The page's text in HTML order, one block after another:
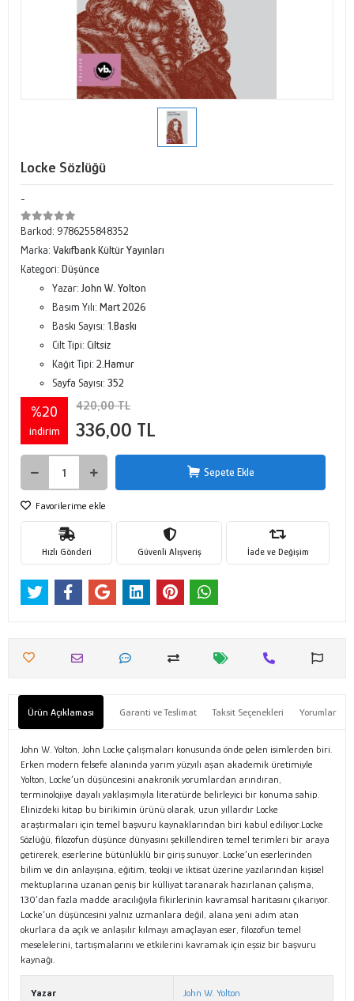
Locke Sözlüğü
-
Barkod: 9786255848352
Marka: Vakıfbank Kültür Yayınları
Kategori: Düşünce
Yazar: John W. Yolton
Basım Yılı: Mart 2026
Baskı Sayısı: 1.Baskı
Cilt Tipi: Ciltsiz
Kağıt Tipi: 2.Hamur
Sayfa Sayısı: 352
%20
indirim
420,00 TL
336,00 TL
Sepete Ekle
Favorilerime ekle
Hızlı Gönderi Güvenli Alışveriş İade ve Değişim
Ürün Açıklaması Garanti ve Teslimat Taksit Seçenekleri Yorumlar
John W. Yolton, John Locke çalışmaları konusunda önde gelen isimlerden biri.
Erken modern felsefe alanında yarım yüzyılı aşan akademik üretimiyle
Yolton, Locke’un düşüncesini anakronik yorumlardan arındıran,
terminolojiye dayalı yaklaşımıyla literatürde belirleyici bir konuma sahip.
Elinizdeki kitap bu birikimin ürünü olarak, uzun yıllardır Locke
araştırmaları için temel başvuru kaynaklarından biri kabul ediliyor.Locke
Sözlüğü, filozofun düşünce dünyasını şekillendiren temel terimleri bir araya
getirerek, eserlerine bütünlüklü bir giriş sunuyor. Locke’un eserlerinden
bilim ve din anlayışına, eğitim, teoloji ve iktisat üzerine yazılarından kişisel
mektuplarına uzanan geniş bir külliyat taranarak hazırlanan çalışma,
130’dan fazla madde aracılığıyla fikirlerinin kavramsal haritasını çıkarıyor.
Locke’un düşüncesini yalnız uzmanlara değil, alana yeni adım atan
okurlara da açık ve anlaşılır kılmayı amaçlayan eser, filozofun temel
meselelerini, tartışmalarını ve etkilerini kavramak için eşsiz bir başvuru
kaynağı.
Yazar John W. Yolton